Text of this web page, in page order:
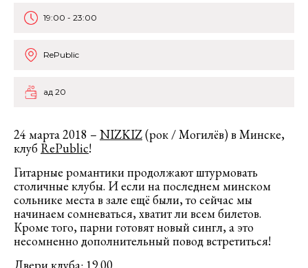
19:00 - 23:00
RePublic
ад 20
24 марта 2018 – NIZKIZ(рок / Могилёв) в Минске,
клуб RePublic!
Гитарные романтики продолжают штурмовать
столичные клубы. И если на последнем минском
сольнике места в зале ещё были, то сейчас мы
начинаем сомневаться, хватит ли всем билетов.
Кроме того, парни готовят новый сингл, а это
несомненно дополнительный повод встретиться!